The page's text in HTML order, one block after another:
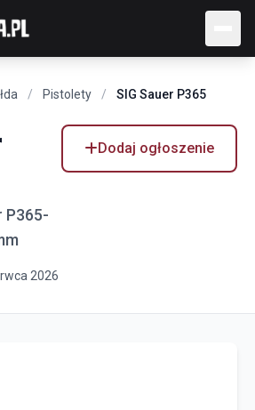
/ Pistolety / SIG Sauer P365
P365-
Dodaj ogłoszenie
2026